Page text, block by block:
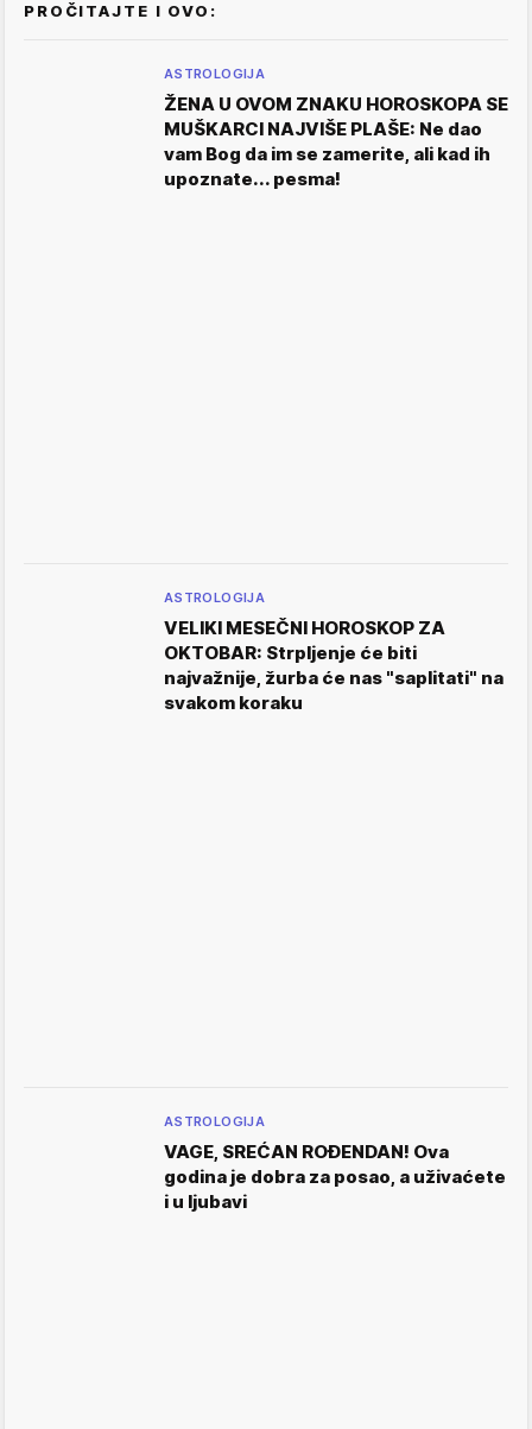
PROČITAJTE I OVO:
ASTROLOGIJA
ŽENA U OVOM ZNAKU HOROSKOPA SE
MUŠKARCI NAJVIŠE PLAŠE: Ne dao
vam Bog da im se zamerite, ali kad ih
upoznate... pesma!
ASTROLOGIJA
VELIKI MESEČNI HOROSKOP ZA
OKTOBAR: Strpljenje će biti
najvažnije, žurba će nas "saplitati" na
svakom koraku
ASTROLOGIJA
VAGE, SREĆAN ROĐENDAN! Ova
godina je dobra za posao, a uživaćete
i u ljubavi